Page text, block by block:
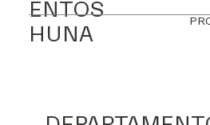
ENTOS
HUNA